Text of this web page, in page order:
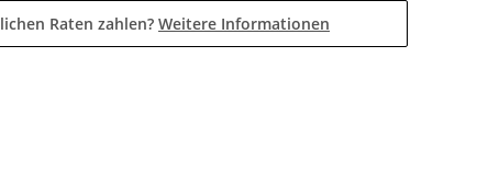
Raten zahlen? Weitere Informationen